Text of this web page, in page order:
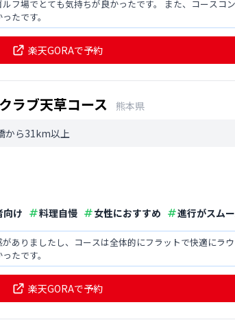
フ場でとても気持ちが良かったです。 また、コースコ
たです。
楽天GORAで予約
ラブ天草コース
熊本県
から31km以上
向け 料理自慢 女性におすすめ 進行がスム
ありましたし、コースは全体的にフラットで快適にラ
たです。
楽天GORAで予約